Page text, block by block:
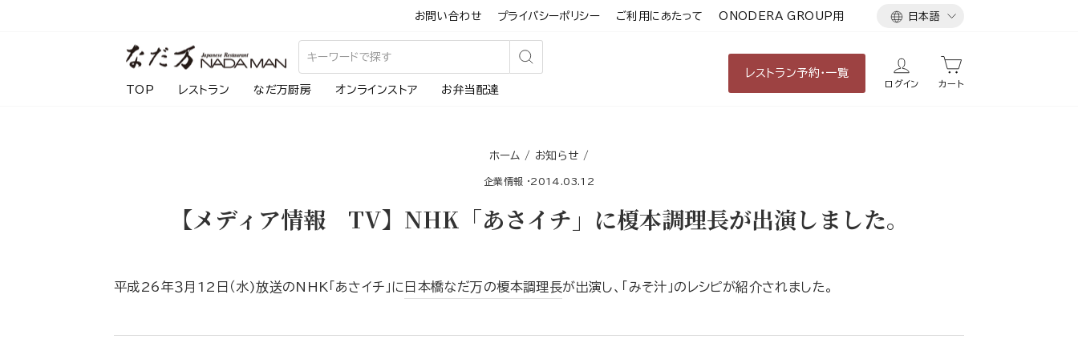
お問い合わせ プライバシーポリシー ご利用にあたって ONODERA GROUP用
言
日本語
検
TOP レストラン なだ万厨房 オンラインストア お弁当配達
レストラン予約・一覧
ログイン カート
ホーム / お知らせ /
企業情報 ·2014.03.12
【メディア情報 TV】NHK「あさイチ」に榎本調理長が出演しました。
平成26年３月12日（水)放送のNHK「あさイチ」に 日本橋なだ万の榎本調理長が出演し、「みそ汁」のレシピが紹介されました。